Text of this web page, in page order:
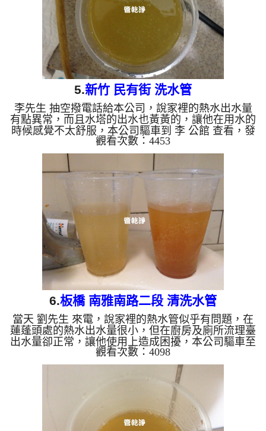
清水。 洗水管...
5.新竹 民有街 洗水管
李先生 抽空撥電話給本公司，說家裡的熱水出水量
有點異常，而且水塔的出水也黃黃的，讓他在用水的
時候感覺不太舒服，本公司驅車到 李 公館 查看，發
現水管管路中都是密密麻麻的鐵鏽加泥土，本公司架
起 水管清洗機 ，開始 洗水管 ，水龍頭噴出又多又黃
的髒水，髒水上還服有一層油汙，如下圖及影片，李
先生 看到都很訝異， 水管清洗 約兩小時後，本公司
便到頂樓洗水塔，經過驗收後， 出水沒有異物也不
沒顏色了，李先生能正常用水了。 清洗水管, 水管清
洗, 洗水管, 熱水管堵塞, 熱水忽冷忽熱, ...
觀看次數：4453
6.板橋 南雅南路二段 清洗水管
當天 劉先生 來電，說家裡的熱水管似乎有問題，在
蓮蓬頭處的熱水出水量很小，但在廚房及廁所流理臺
出水量卻正常，讓他使用上造成困擾，本公司驅車至
劉 公館 查看，發現管路已經生鏽的很嚴重，導致熱
水無法正常通過，本公司架起 水管清洗機 ，開始 洗
水管 ，水龍頭噴出很髒的鏽水，如下圖及影片，劉
先生 都嚇了一跳， 水管清洗 約兩小時後，出水沒有
異物也不沒顏色了， 劉先生能正常洗澡了。 清洗水
管, 水管清洗, 洗水管, 熱水管堵塞, 熱水忽冷忽熱, 洗
管路, 清管路 ...
觀看次數：4098